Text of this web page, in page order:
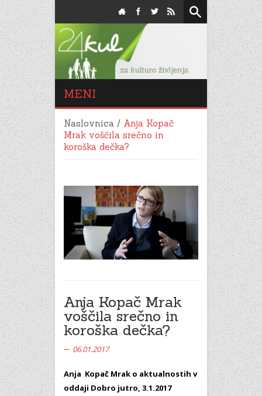
MENI
Naslovnica / Anja Kopač
Mrak voščila srečno in
koroška dečka?
Anja Kopač Mrak
voščila srečno in
koroška dečka?
06.01.2017
Anja Kopač Mrak o aktualnostih v
oddaji Dobro jutro, 3.1.2017